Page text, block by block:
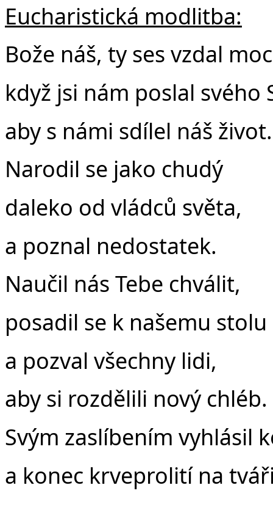
Eucharistická modlitba:
Bože náš, ty ses vzdal
když jsi nám poslal svého
aby s námi sdílel náš život.
Narodil se jako chudý
daleko od vládců světa,
a poznal nedostatek.
Naučil nás Tebe chválit,
posadil se k našemu stolu
a pozval všechny lidi,
aby si rozdělili nový chléb.
Svým zaslíbením vyhlásil
a konec krveprolití na